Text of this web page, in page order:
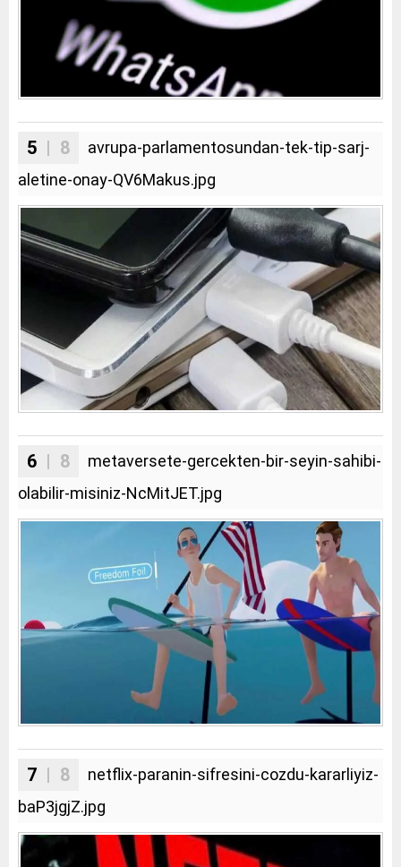
5 | 8
avrupa-parlamentosundan-tek-tip-sarj-
aletine-onay-QV6Makus.jpg
6 | 8
metaversete-gercekten-bir-seyin-sahibi-
olabilir-misiniz-NcMitJET.jpg
7 | 8
netflix-paranin-sifresini-cozdu-kararliyiz-
baP3jgjZ.jpg